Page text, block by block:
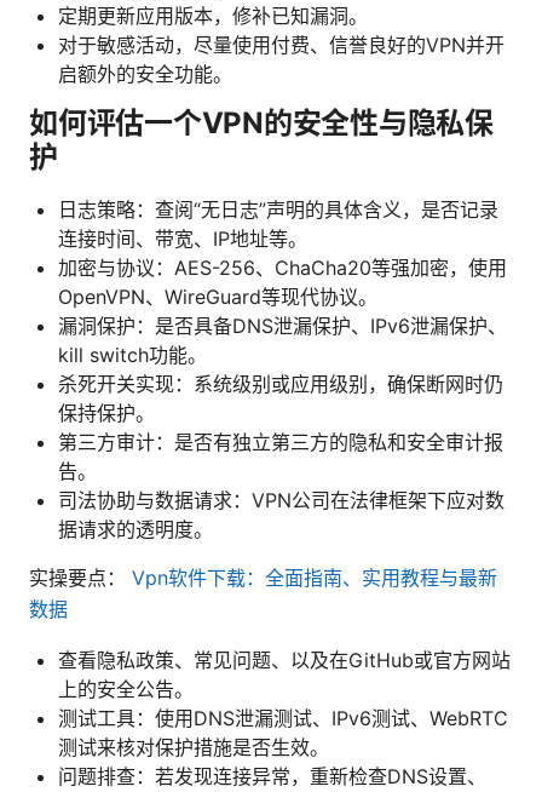
定期更新应用版本，修补已知漏洞。
对于敏感活动，尽量使用付费、信誉良好的VPN并开
启额外的安全功能。
如何评估一个VPN的安全性与隐私保
护
日志策略：查阅“无日志”声明的具体含义，是否记录
连接时间、带宽、IP地址等。
加密与协议：AES-256、ChaCha20等强加密，使用
OpenVPN、WireGuard等现代协议。
漏洞保护：是否具备DNS泄漏保护、IPv6泄漏保护、
kill switch功能。
杀死开关实现：系统级别或应用级别，确保断网时仍
保持保护。
第三方审计：是否有独立第三方的隐私和安全审计报
告。
司法协助与数据请求：VPN公司在法律框架下应对数
据请求的透明度。
实操要点： Vpn软件下载：全面指南、实用教程与最新
数据
查看隐私政策、常见问题、以及在GitHub或官方网站
上的安全公告。
测试工具：使用DNS泄漏测试、IPv6测试、WebRTC
测试来核对保护措施是否生效。
问题排查：若发现连接异常，重新检查DNS设置、